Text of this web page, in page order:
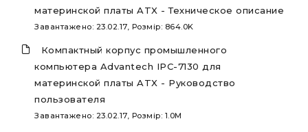
материнской платы ATX - Техническое описание
Завантажено: 23.02.17, Розмір: 864.0K
Компактный корпус промышленного
компьютера Advantech IPC-7130 для
материнской платы ATX - Руководство
пользователя
Завантажено: 23.02.17, Розмір: 1.0M